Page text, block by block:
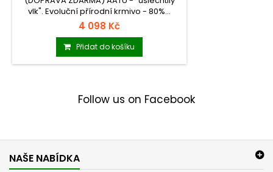
vlk". Evoluční přírodní krmivo - 80%...
4 098 Kč
Přidat do košíku
Follow us on Facebook
NAŠE NABÍDKA